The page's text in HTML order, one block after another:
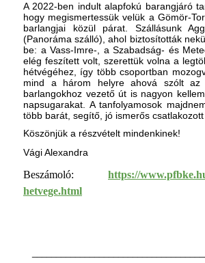
A 2022-ben indult alapfokú barangjáró
hogy megismertessük velük a Gömör-
barlangjai közül párat. Szállásunk
(Panoráma szálló), ahol biztosították
be: a Vass-Imre-, a Szabadság- és
elég feszített volt, szerettük volna a
hétvégéhez, így több csoportban
mind a három helyre ahová szólt az
barlangokhoz vezető út is nagyon
napsugarakat. A tanfolyamosok
több barát, segítő, jó ismerős
Köszönjük a részvételt mindenkinek!
Vági Alexandra
Beszámoló:
https://
hetvege.html